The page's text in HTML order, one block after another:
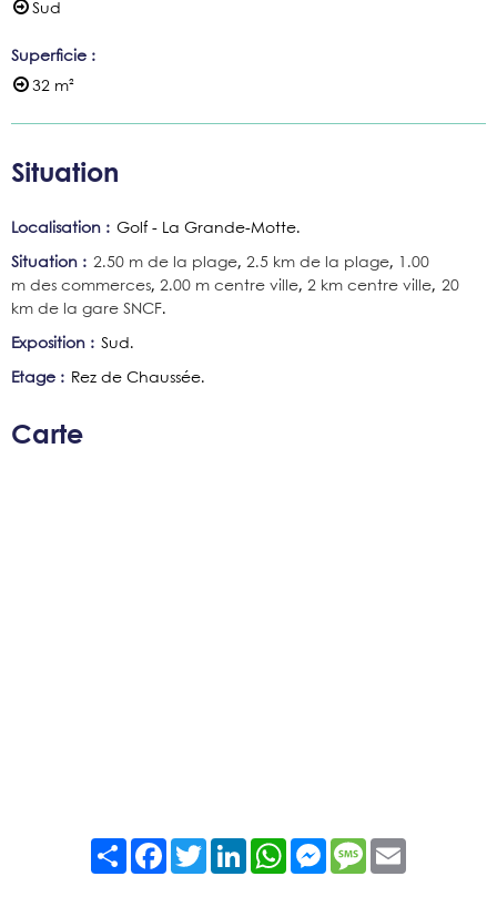
Sud
Superficie :
32 m²
Situation
Localisation : Golf - La Grande-Motte
Situation : 2.50 m de la plage 2.5 km de la plage
1.00
m des commerces 2.00 m centre ville 2 km centre ville
20
km de la gare SNCF
Exposition : Sud
Etage : Rez de Chaussée
Carte
Partager FacebookTwitter LinkedIn WhatsAppMessengerMessage